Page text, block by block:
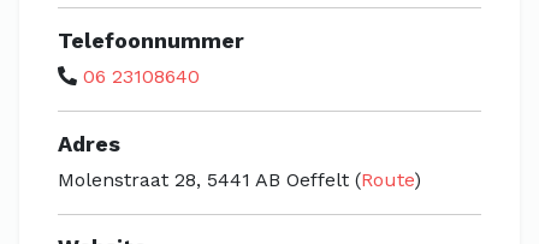
Telefoonnummer
06 23108640
Adres
Molenstraat 28, 5441 AB Oeffelt (Route)